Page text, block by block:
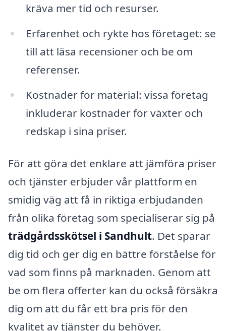
kräva mer tid och resurser.
Erfarenhet och rykte hos företaget: se
till att läsa recensioner och be om
referenser.
Kostnader för material: vissa företag
inkluderar kostnader för växter och
redskap i sina priser.
För att göra det enklare att jämföra priser
och tjänster erbjuder vår plattform en
smidig väg att få in riktiga erbjudanden
från olika företag som specialiserar sig på
trädgårdsskötsel i Sandhult. Det sparar
dig tid och ger dig en bättre förståelse för
vad som finns på marknaden. Genom att
be om flera offerter kan du också försäkra
dig om att du får ett bra pris för den
kvalitet av tjänster du behöver.